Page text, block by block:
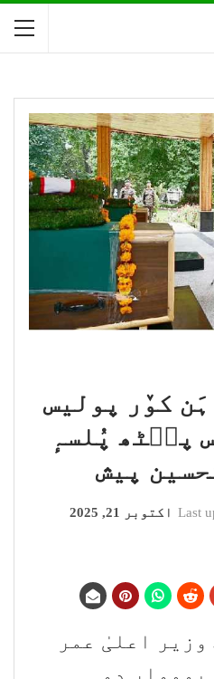
کوٚر پولیس
پٮ۪ٹھ پُلسہٕ
پیش
Last اکتوبر 21, 2025
اعلیٰ عمر
دۄہ